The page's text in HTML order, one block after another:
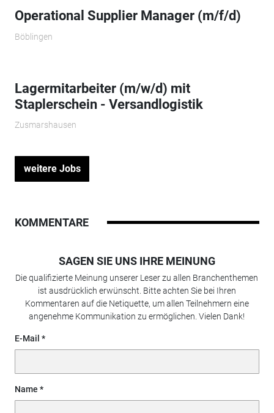
Operational Supplier Manager (m/f/d)
Böblingen
Lagermitarbeiter (m/w/d) mit
Staplerschein - Versandlogistik
Zusmarshausen
weitere Jobs
KOMMENTARE
SAGEN SIE UNS IHRE MEINUNG
Die qualifizierte Meinung unserer Leser zu allen Branchenthemen
ist ausdrücklich erwünscht. Bitte achten Sie bei Ihren
Kommentaren auf die Netiquette, um allen Teilnehmern eine
angenehme Kommunikation zu ermöglichen. Vielen Dank!
E-Mail
Name